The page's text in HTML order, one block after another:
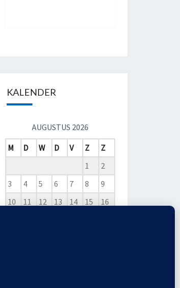
KALENDER
AUGUSTUS 2026
M
D W D V Z
Z
1
2
3
4 5 6 7 8
9
10
11 12 13 14 15
16